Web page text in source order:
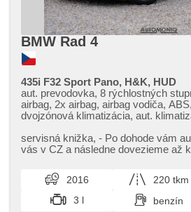
BMW Rad 4
435i F32 Sport Pano, H&K, HUD
aut. prevodovka, 8 rýchlostných
airbag, 2x airbag, airbag vodiča,
dvojzónová klimatizácia, aut.
parkovacie senzory predné,
parkovacia kamera, bezkľúčové
volant, hands free, bluetooth, el.
panoramatická strecha, el. zrkadlá,
centrál diaľkový, centrálne
isofix, vyhrievané sedadlá, el.
servisná knižka,​ ​- Po dohode vám
vás v CZ a následne dovezieme až
2016 220 tkm
3 l
benzín